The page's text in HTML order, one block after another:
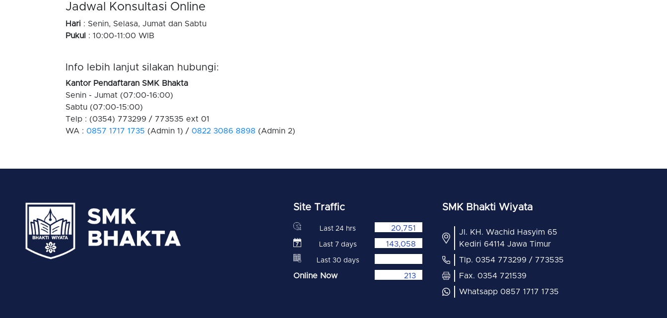
Jadwal Konsultasi Online
Hari : Senin, Selasa, Jumat dan Sabtu
Pukul
: 10:00-11:00 WIB
Info lebih lanjut silakan hubungi:
Kantor Pendaftaran SMK Bhakta
Senin - Jumat (07:00-16:00)
Sabtu (07:00-15:00)
Telp : (0354) 773299 / 773535 ext 01
WA : 0857 1717 1735 (Admin 1) / 0822 3086 8898 (Admin 2)
Site Traffic
Last 24 hrs 20,751
Last 7 days 143,058
Last 30 days
Online Now 213
SMK Bhakti Wiyata
Jl. KH. Wachid Hasyim 65
Kediri 64114 Jawa Timur
Tlp. 0354 773299 / 773535
Fax. 0354 721539
Whatsapp 0857 1717 1735